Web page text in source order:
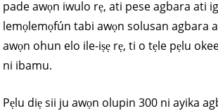
pade awọn iwulo rẹ, ati pese agbara ati
lemọlemọfún tabi awọn solusan agbara
awọn ohun elo ile-iṣẹ rẹ, ti o tẹle pẹlu
ni ibamu.
Pẹlu diẹ sii ju awọn olupin 300 ni ayika